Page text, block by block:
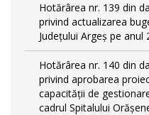
Hotărârea nr. 139 din
privind actualizarea
Județului Argeș pe anul
Hotărârea nr. 140 din
privind aprobarea
capacității de
cadrul Spitalului